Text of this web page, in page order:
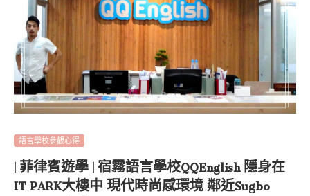
語言學校參觀心得
| 菲律賓遊學 | 宿霧語言學校QQEnglish 隱身在
IT PARK大樓中 現代時尚感環境 鄰近Sugbo